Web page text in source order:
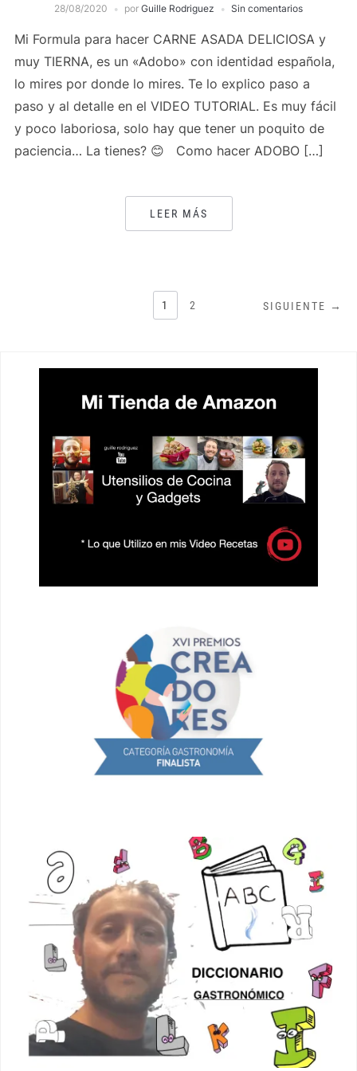
28/08/2020 por Guille Rodriguez Sin comentarios
Mi Formula para hacer CARNE ASADA DELICIOSA y
muy TIERNA, es un «Adobo» con identidad española,
lo mires por donde lo mires. Te lo explico paso a
paso y al detalle en el VIDEO TUTORIAL. Es muy fácil
y poco laboriosa, solo hay que tener un poquito de
paciencia… La tienes? 😊 Como hacer ADOBO […]
LEER MÁS
1 2 SIGUIENTE →